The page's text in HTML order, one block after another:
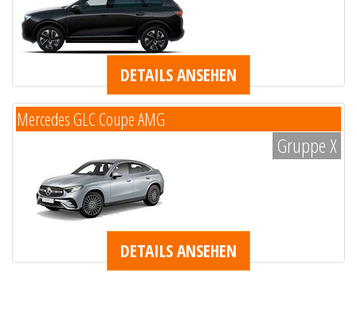
DETAILS ANSEHEN
Mercedes GLC Coupe AMG
Gruppe X
DETAILS ANSEHEN